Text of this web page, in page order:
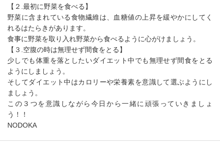
【２.最初に野菜を食べる】
野菜に含まれている食物繊維は、血糖値の上昇を緩やかにしてく
れるはたらきがあります。
食事に野菜を取り入れ野菜から食べるように心がけましょう。
【３.空腹の時は無理せず間食をとる】
少しでも体重を落としたいダイエット中でも無理せず間食をとる
ようにしましょう。
そしてダイエット中はカロリーや栄養素を意識して選ぶようにし
ましょう。
この３つを意識しながら今日から一緒に頑張っていきましょ
う！！
NODOKA